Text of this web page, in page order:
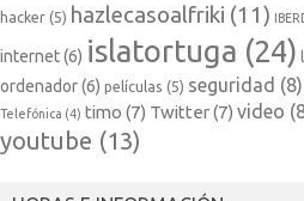
hacker (5) hazlecasoalfriki (11)
internet(6) islatortuga (24)
ordenador(6) películas (5) seguridad (8)
Telefónica (4) timo (7) Twitter(7) video
youtube (13)